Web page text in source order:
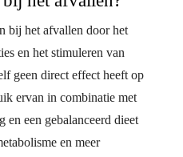
bij het afvallen door het
en het stimuleren van
geen direct effect heeft op
ervan in combinatie met
en een gebalanceerd dieet
en meer